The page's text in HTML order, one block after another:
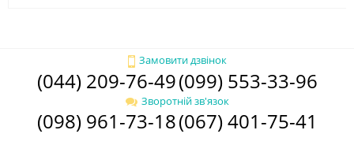
Замовити дзвінок
(044) 209-76-49(099) 553-33-96
Зворотній зв'язок
(098) 961-73-18(067) 401-75-41